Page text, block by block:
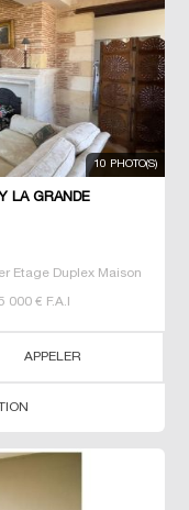
10 PHOTO(S)
LA GRANDE
Etage Duplex Maison
000 € F.A.I
APPELER